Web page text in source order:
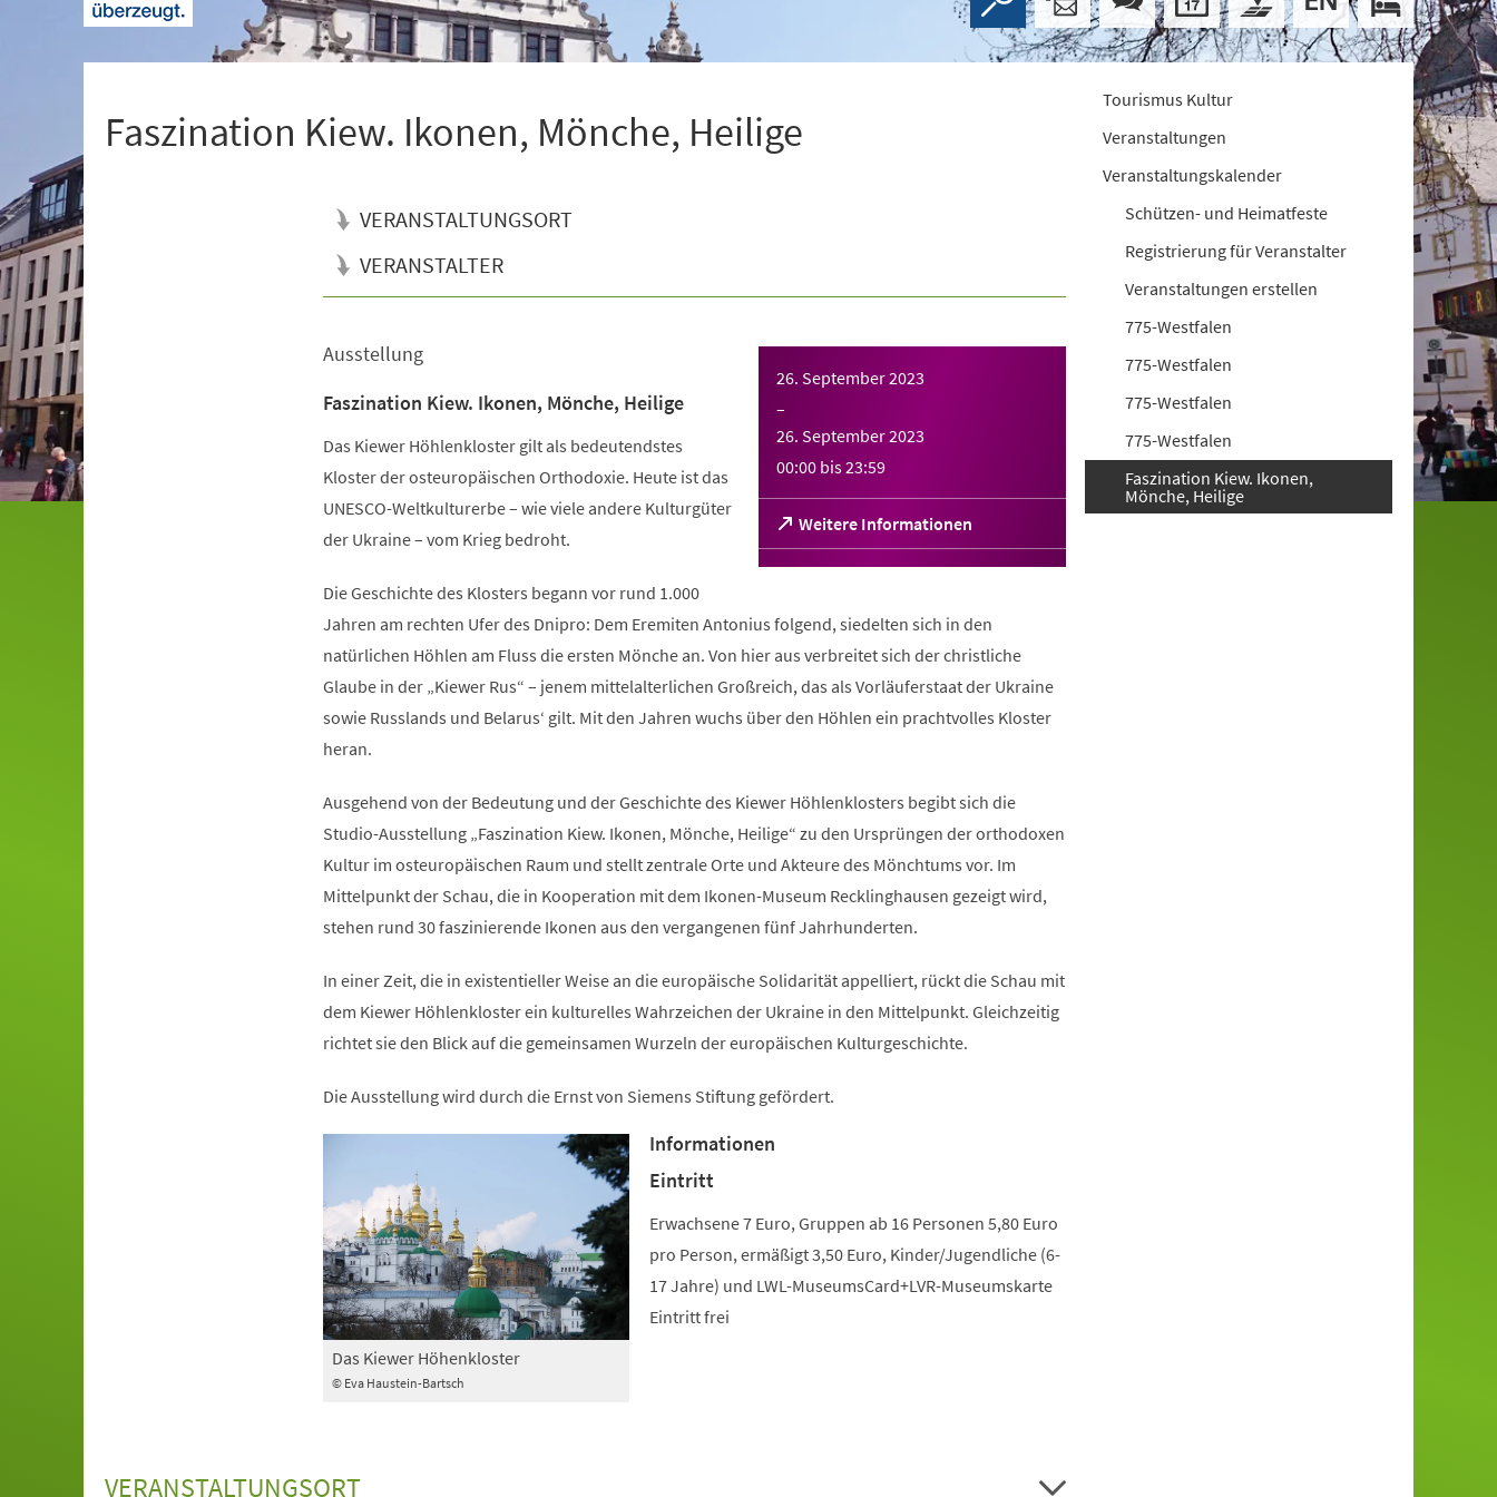
Faszination Kiew. Ikonen, Mönche, Heilige
VERANSTALTUNGSORT
VERANSTALTER
26. September 2023
–
26. September 2023
00:00 bis23:59
Weitere Informationen
(Öffnet
in
einem
Tab)
Ausstellung
Faszination Kiew. Ikonen, Mönche, Heilige
Das Kiewer Höhlenkloster gilt als bedeutendstes
Kloster der osteuropäischen Orthodoxie. Heute ist das
UNESCO-Weltkulturerbe – wie viele andere Kulturgüter
der Ukraine – vom Krieg bedroht.
Die Geschichte des Klosters begann vor rund 1.000
Jahren am rechten Ufer des Dnipro: Dem Eremiten Antonius folgend, siedelten sich in den
natürlichen Höhlen am Fluss die ersten Mönche an. Von hier aus verbreitet sich der christliche
Glaube in der „Kiewer Rus“ – jenem mittelalterlichen Großreich, das als Vorläuferstaat der Ukraine
sowie Russlands und Belarus‘ gilt. Mit den Jahren wuchs über den Höhlen ein prachtvolles Kloster
heran.
Ausgehend von der Bedeutung und der Geschichte des Kiewer Höhlenklosters begibt sich die
Studio-Ausstellung „Faszination Kiew. Ikonen, Mönche, Heilige“ zu den Ursprüngen der orthodoxen
Kultur im osteuropäischen Raum und stellt zentrale Orte und Akteure des Mönchtums vor. Im
Mittelpunkt der Schau, die in Kooperation mit dem Ikonen-Museum Recklinghausen gezeigt wird,
stehen rund 30 faszinierende Ikonen aus den vergangenen fünf Jahrhunderten.
In einer Zeit, die in existentieller Weise an die europäische Solidarität appelliert, rückt die Schau mit
dem Kiewer Höhlenkloster ein kulturelles Wahrzeichen der Ukraine in den Mittelpunkt. Gleichzeitig
richtet sie den Blick auf die gemeinsamen Wurzeln der europäischen Kulturgeschichte.
Die Ausstellung wird durch die Ernst von Siemens Stiftung gefördert.
© Eva Haustein-Bartsch
Das Kiewer Höhenkloster
Informationen
Eintritt
Erwachsene 7 Euro, Gruppen ab 16 Personen 5,80 Euro
pro Person, ermäßigt 3,50 Euro, Kinder/Jugendliche (6-
17 Jahre) und LWL-MuseumsCard+LVR-Museumskarte
Eintritt frei
VERANSTALTUNGSORT
Tourismus Kultur
Veranstaltungen
Veranstaltungskalender
Schützen- und Heimatfeste
Registrierung für Veranstalter
Veranstaltungen erstellen
775-Westfalen
775-Westfalen
775-Westfalen
775-Westfalen
Faszination Kiew. Ikonen,
Mönche, Heilige